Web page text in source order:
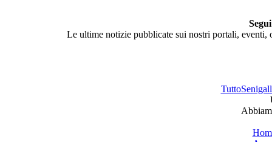
Le ultime notizie pubblicate sui nostri portali,